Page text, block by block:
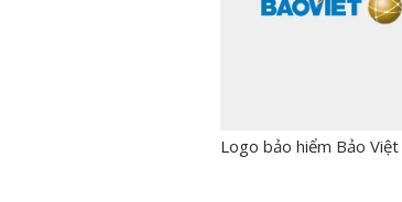
Logo bảo hiểm Bảo Việt